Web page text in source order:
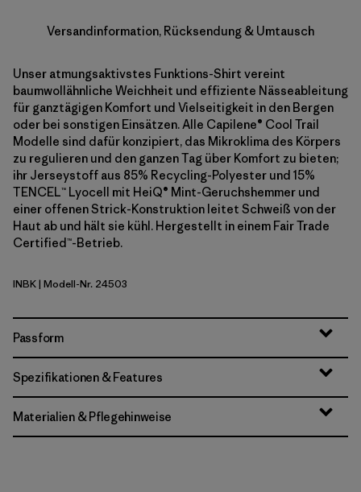
Versandinformation, Rücksendung & Umtausch
Unser atmungsaktivstes Funktions-Shirt vereint
baumwollähnliche Weichheit und effiziente Nässeableitung
für ganztägigen Komfort und Vielseitigkeit in den Bergen
oder bei sonstigen Einsätzen. Alle Capilene® Cool Trail
Modelle sind dafür konzipiert, das Mikroklima des Körpers
zu regulieren und den ganzen Tag über Komfort zu bieten;
ihr Jerseystoff aus 85% Recycling-Polyester und 15%
TENCEL™ Lyocell mit HeiQ® Mint-Geruchshemmer und
einer offenen Strick-Konstruktion leitet Schweiß von der
Haut ab und hält sie kühl. Hergestellt in einem Fair Trade
Certified™-Betrieb.
Ink Black
INBK| Modell-Nr. 24503
Passform
Spezifikationen & Features
Materialien & Pflegehinweise